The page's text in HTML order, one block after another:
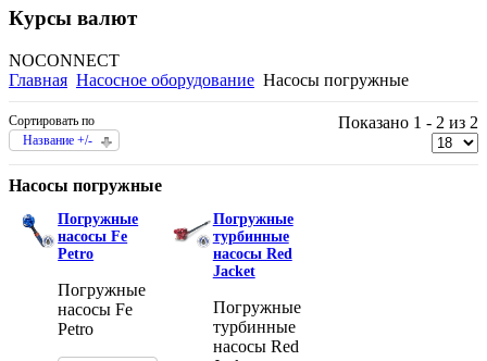
Курсы валют
NOCONNECT
Главная Насосное оборудование Насосы погружные
Сортировать по
Название +/-
Показано 1 - 2 из 2
Насосы погружные
Погружные
насосы Fe
Petro
Погружные
насосы Fe
Petro
Погружные
турбинные
насосы Red
Jacket
Погружные
турбинные
насосы Red